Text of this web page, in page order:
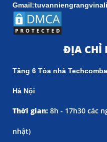
ĐỊA CHỈ
Tầng 6 Tòa nhà
Hà Nội
Thời gian: 8h - 17h30 các
nhật)